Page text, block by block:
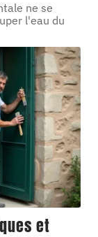
ne se
l'eau du
et